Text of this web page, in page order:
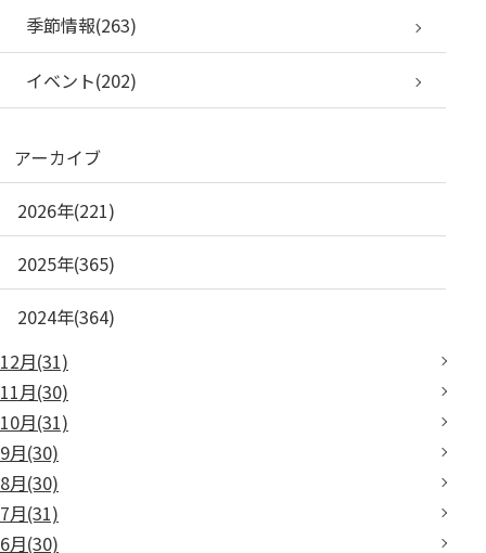
季節情報(263)
イベント(202)
アーカイブ
2026年(221)
2025年(365)
2024年(364)
12月(31)
11月(30)
10月(31)
9月(30)
8月(30)
7月(31)
6月(30)